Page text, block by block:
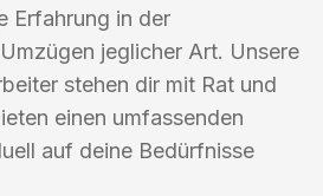
Erfahrung in der
jeglicher Art. Unsere
stehen dir mit Rat und
einen umfassenden
auf deine Bedürfnisse